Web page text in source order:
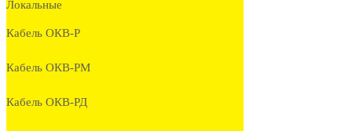
Локальные
Кабель ОКВ-Р
Кабель ОКВ-РМ
Кабель ОКВ-РД